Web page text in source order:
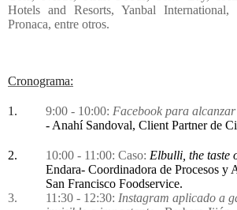
Hotels and Resorts, Yanbal
Pronaca, entre otros.
Cronograma:
1. 9:00 - 10:00: Facebook para
- Anahí Sandoval, Client Partner de
2. 10:00 - 11:00: Caso: Elbulli, the taste
Endara- Coordinadora de Procesos y
San Francisco Foodservice.
3.
11:30 - 12:30: Instagram aplicado a